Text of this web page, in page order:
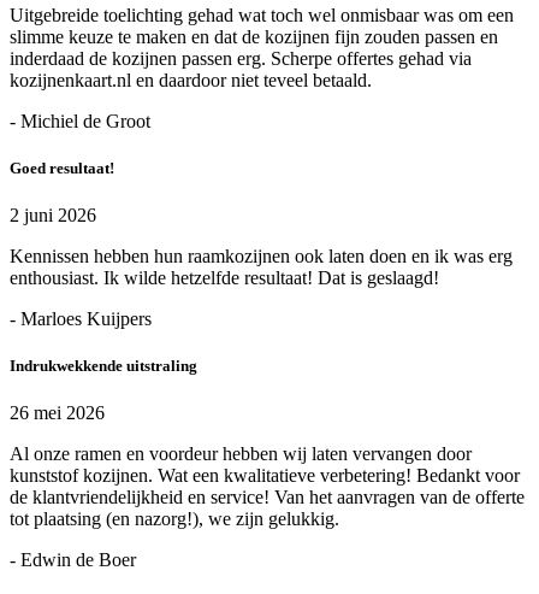
Uitgebreide toelichting gehad wat toch wel onmisbaar was om een
slimme keuze te maken en dat de kozijnen fijn zouden passen en
inderdaad de kozijnen passen erg. Scherpe offertes gehad via
kozijnenkaart.nl en daardoor niet teveel betaald.
- Michiel de Groot
Goed resultaat!
2 juni 2026
Kennissen hebben hun raamkozijnen ook laten doen en ik was erg
enthousiast. Ik wilde hetzelfde resultaat! Dat is geslaagd!
- Marloes Kuijpers
Indrukwekkende uitstraling
26 mei 2026
Al onze ramen en voordeur hebben wij laten vervangen door
kunststof kozijnen. Wat een kwalitatieve verbetering! Bedankt voor
de klantvriendelijkheid en service! Van het aanvragen van de offerte
tot plaatsing (en nazorg!), we zijn gelukkig.
- Edwin de Boer